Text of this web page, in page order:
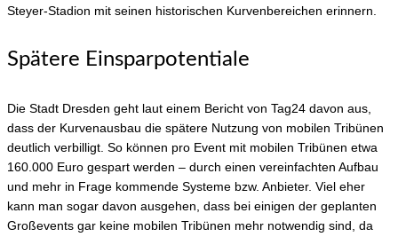
Steyer-Stadion mit seinen historischen Kurvenbereichen erinnern.
Spätere Einsparpotentiale
Die Stadt Dresden geht laut einem Bericht von Tag24 davon aus,
dass der Kurvenausbau die spätere Nutzung von mobilen Tribünen
deutlich verbilligt. So können pro Event mit mobilen Tribünen etwa
160.000 Euro gespart werden – durch einen vereinfachten Aufbau
und mehr in Frage kommende Systeme bzw. Anbieter. Viel eher
kann man sogar davon ausgehen, dass bei einigen der geplanten
Großevents gar keine mobilen Tribünen mehr notwendig sind, da